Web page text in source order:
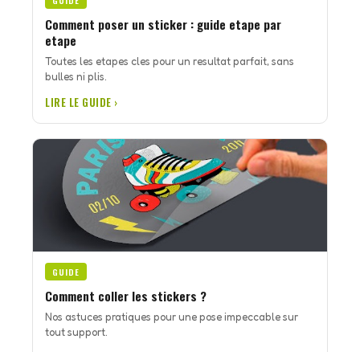
Comment poser un sticker : guide etape par
etape
Toutes les etapes cles pour un resultat parfait, sans
bulles ni plis.
LIRE LE GUIDE ›
GUIDE
Comment coller les stickers ?
Nos astuces pratiques pour une pose impeccable sur
tout support.